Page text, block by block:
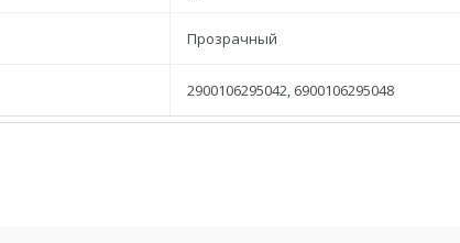
Прозрачный
2900106295042, 6900106295048